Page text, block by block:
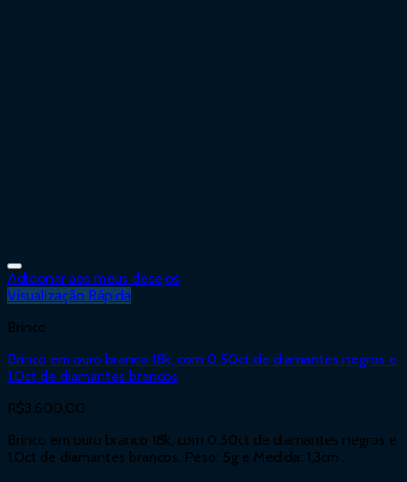
Adicionar aos meus desejos
Visualização Rápida
Brinco
Brinco em ouro branco 18k, com 0.50ct de diamantes negros e
1.0ct de diamantes brancos
R$3.600,00
Brinco em ouro branco 18k, com 0.50ct de diamantes negros e
1.0ct de diamantes brancos. Peso: 5g e Medida: 1,3cm .